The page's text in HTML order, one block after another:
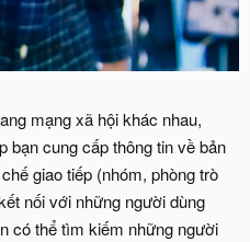
mạng xã hội khác nhau,
bạn cung cấp thông tin về bản
giao tiếp (nhóm, phòng trò
nối với những người dùng
có thể tìm kiếm những người